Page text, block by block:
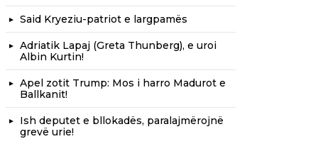
Said Kryeziu-patriot e largpamës
Adriatik Lapaj (Greta Thunberg), e uroi
Albin Kurtin!
Apel zotit Trump: Mos i harro Madurot e
Ballkanit!
Ish deputet e bllokadës, paralajmërojnë
grevë urie!